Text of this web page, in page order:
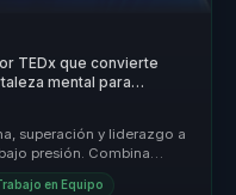
TEDx que convierte
mental para
superación y liderazgo a
presión. Combina
Trabajo en Equipo